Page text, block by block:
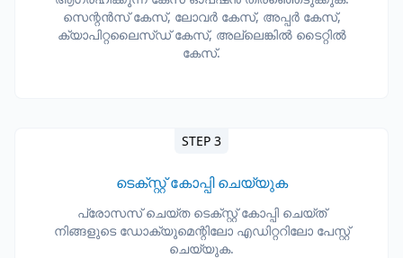
സെന്റൻസ് കേസ്, ലോവർ കേസ്, അപ്പർ കേസ്,
ക്യാപിറ്റലൈസ്ഡ് കേസ്, അല്ലെങ്കിൽ ടൈറ്റിൽ
കേസ്.
STEP 3
ടെക്സ്റ്റ് കോപ്പി ചെയ്യുക
പ്രോസസ് ചെയ്ത ടെക്സ്റ്റ് കോപ്പി ചെയ്ത്
നിങ്ങളുടെ ഡോക്യുമെന്റിലോ എഡിറ്ററിലോ പേസ്റ്റ്
ചെയ്യുക.